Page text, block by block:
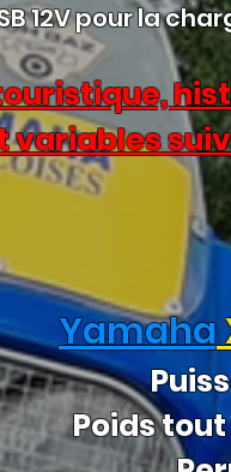
12V pour la
variables
Yamaha
Poids